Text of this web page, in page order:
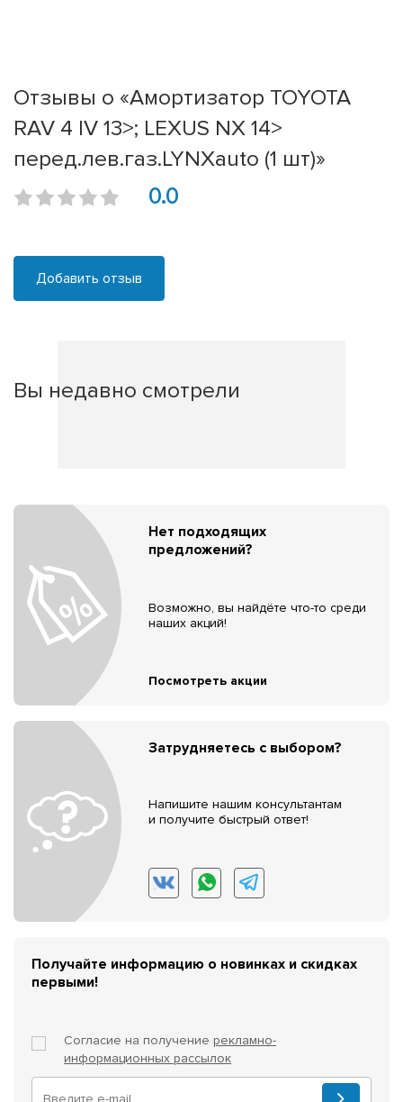
Отзывы о «Амортизатор TOYOTA
RAV 4 IV 13>; LEXUS NX 14>
перед.лев.газ.LYNXauto (1 шт)»
0.0
Добавить отзыв
Вы недавно смотрели
Нет подходящих
предложений?
Возможно, вы найдёте что-то среди
наших акций!
Посмотреть акции
Затрудняетесь с выбором?
Напишите нашим консультантам
и получите быстрый ответ!
Получайте информацию о новинках и скидках
первыми!
Согласие на получение рекламно-
информационных рассылок